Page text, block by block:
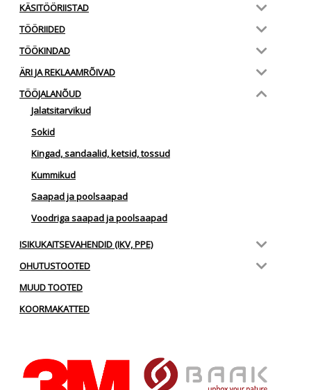
KÄSITÖÖRIISTAD
TÖÖRIIDED
TÖÖKINDAD
ÄRI JA REKLAAMRÕIVAD
TÖÖJALANÕUD
Jalatsitarvikud
Sokid
Kingad, sandaalid, ketsid, tossud
Kummikud
Saapad ja poolsaapad
Voodriga saapad ja poolsaapad
ISIKUKAITSEVAHENDID (IKV, PPE)
OHUTUSTOOTED
MUUD TOOTED
KOORMAKATTED